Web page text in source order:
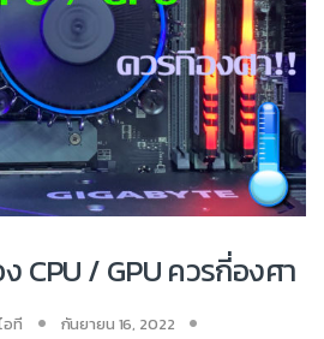
CPU / GPU ควรกี่องศา
อที
กันยายน 16, 2022